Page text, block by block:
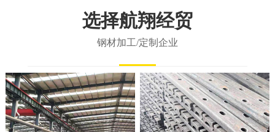
选择航翔经贸
钢材加工/定制企业